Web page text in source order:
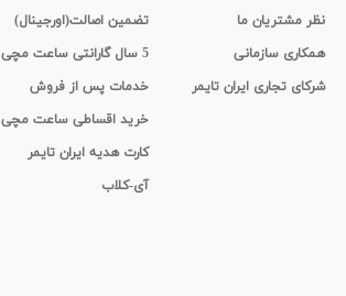
نظر مشتریان ما
همکاری سازمانی
شرکای تجاری ایران تایمر
تضمین اصالت(اورجینال)
5 سال گارانتی ساعت مچی
خدمات پس از فروش
خرید اقساطی ساعت مچی
کارت هدیه ایران تایمر
آی-کلاب